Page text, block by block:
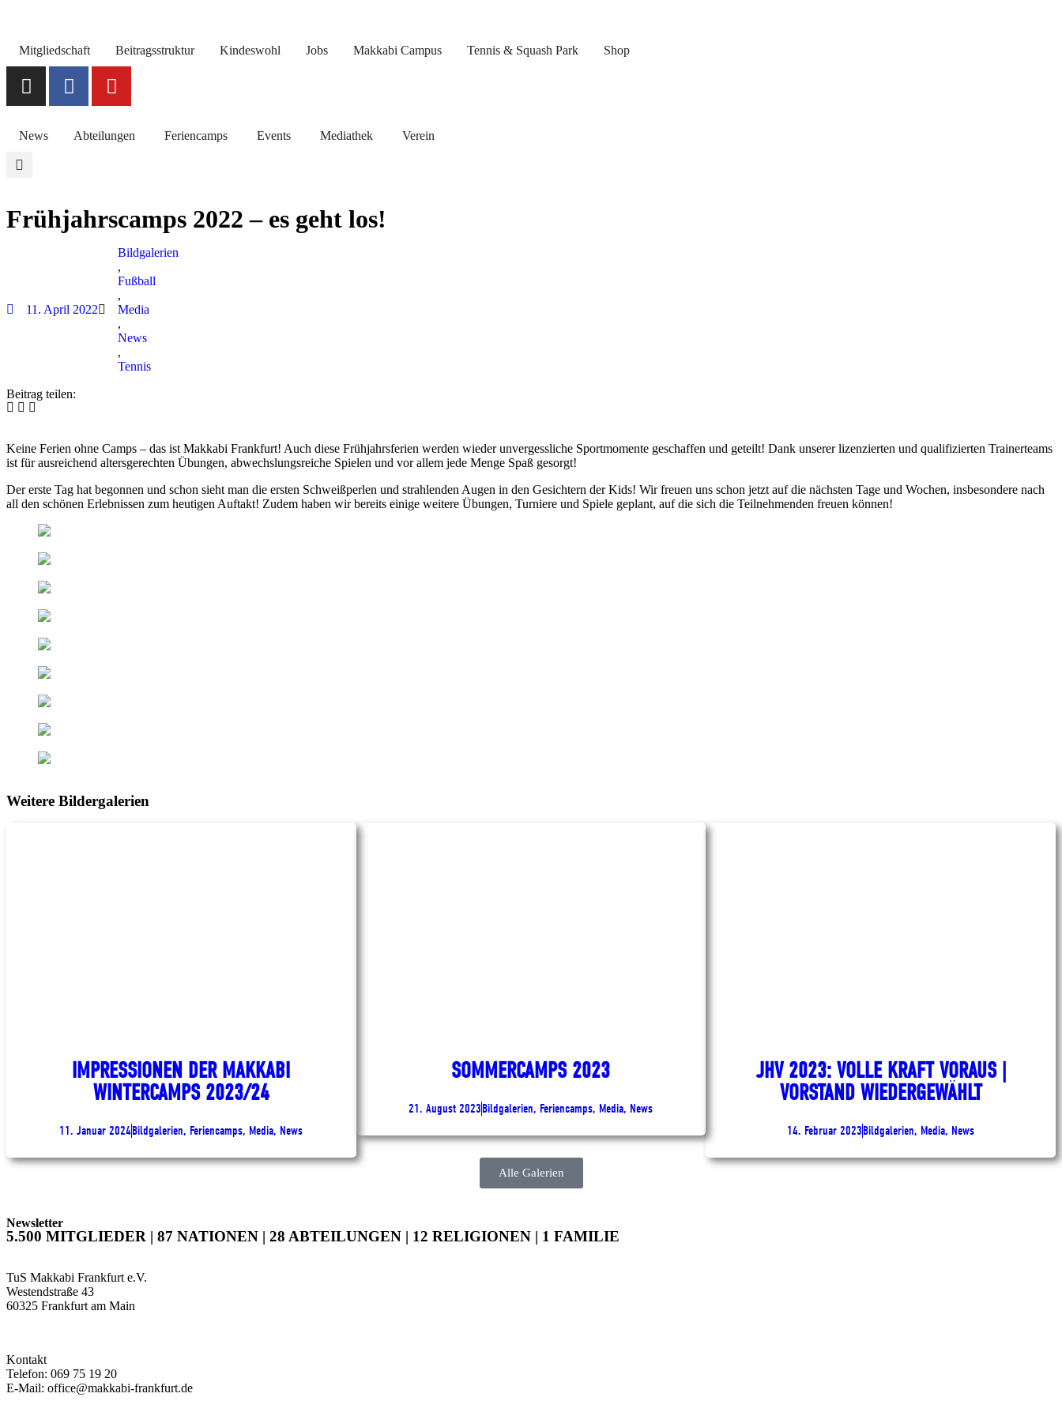
Mitgliedschaft Beitragsstruktur Kindeswohl Jobs Makkabi Campus Tennis & Squash Park Shop
News Abteilungen Feriencamps Events Mediathek Verein
Frühjahrscamps 2022 – es geht los!
11. April 2022
Bildgalerien
,
Fußball
,
Media
,
News
,
Tennis
Beitrag teilen:
Keine Ferien ohne Camps – das ist Makkabi Frankfurt! Auch diese Frühjahrsferien werden wieder unvergessliche Sportmomente geschaffen und geteilt! Dank unserer lizenzierten und qualifizierten Trainerteams
ist für ausreichend altersgerechten Übungen, abwechslungsreiche Spielen und vor allem jede Menge Spaß gesorgt!
Der erste Tag hat begonnen und schon sieht man die ersten Schweißperlen und strahlenden Augen in den Gesichtern der Kids! Wir freuen uns schon jetzt auf die nächsten Tage und Wochen, insbesondere nach
all den schönen Erlebnissen zum heutigen Auftakt! Zudem haben wir bereits einige weitere Übungen, Turniere und Spiele geplant, auf die sich die Teilnehmenden freuen können!
Weitere Bildergalerien
IMPRESSIONEN DER MAKKABI
WINTERCAMPS 2023/24
11. Januar 2024Bildgalerien, Feriencamps, Media, News
SOMMERCAMPS 2023
21. August 2023Bildgalerien, Feriencamps, Media, News
JHV 2023: VOLLE KRAFT VORAUS |
VORSTAND WIEDERGEWÄHLT
14. Februar 2023Bildgalerien, Media, News
Alle Galerien
Newsletter
5.500 MITGLIEDER | 87 NATIONEN | 28 ABTEILUNGEN | 12 RELIGIONEN | 1 FAMILIE
TuS Makkabi Frankfurt e.V.
Westendstraße 43
60325 Frankfurt am Main
Kontakt
Telefon: 069 75 19 20
E-Mail: office@makkabi-frankfurt.de